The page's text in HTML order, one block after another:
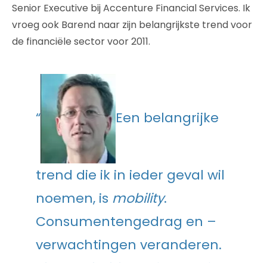
Senior Executive bij Accenture Financial Services. Ik
vroeg ook Barend naar zijn belangrijkste trend voor
de financiële sector voor 2011.
“ Een belangrijke
trend die ik in ieder geval wil
noemen, is mobility.
Consumentengedrag en –
verwachtingen veranderen.